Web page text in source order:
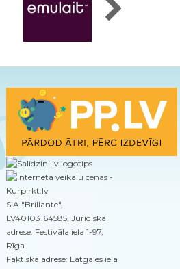
SIA "Brillante",
LV40103164585, Juridiskā
adrese: Festivāla iela 1-97,
Rīga
Faktiskā adrese: Latgales iela